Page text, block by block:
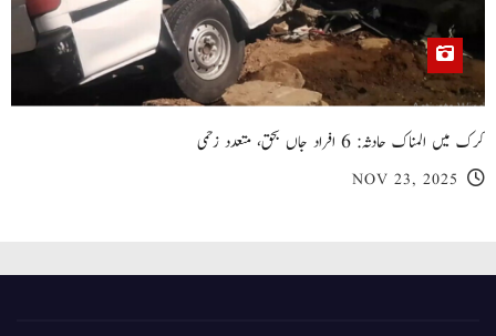
کرک میں المناک حادثہ: 6 افراد جاں بحق، متعدد زخمی
NOV 23, 2025